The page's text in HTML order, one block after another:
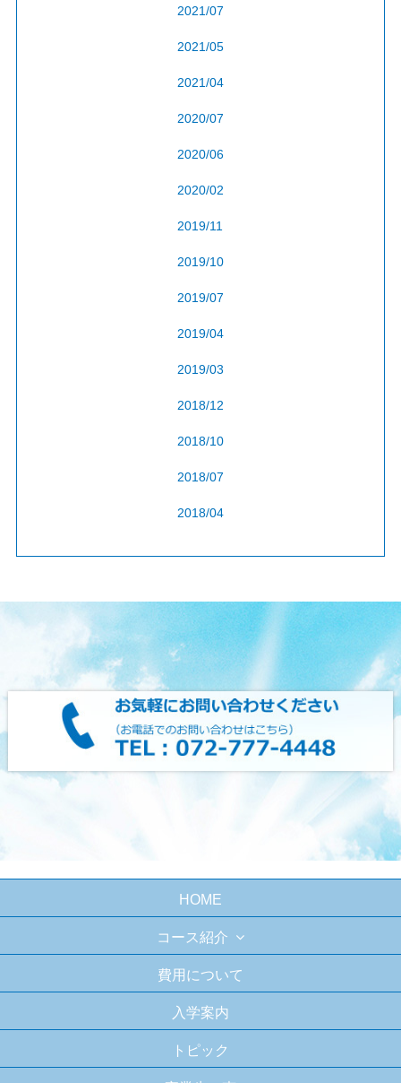
2021/07
2021/05
2021/04
2020/07
2020/06
2020/02
2019/11
2019/10
2019/07
2019/04
2019/03
2018/12
2018/10
2018/07
2018/04
HOME
コース紹介
費用について
入学案内
トピック